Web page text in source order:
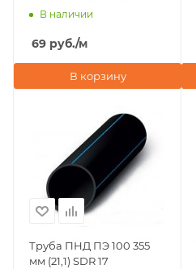
50 м)
В наличии
69 руб./м
В корзину
Труба ПНД ПЭ 100 355
мм (21,1) SDR 17